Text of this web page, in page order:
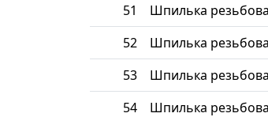
51 Шпилька
52 Шпилька
53 Шпилька
54 Шпилька